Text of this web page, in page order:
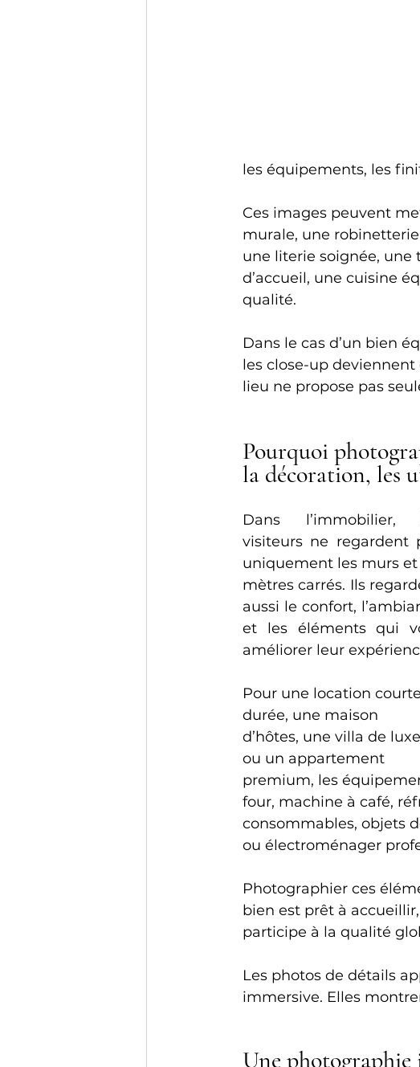
les équipements, les
Ces images peuvent
murale, une
une literie soignée, une
d’accueil, une cuisine
qualité.
Dans le cas d’un bien
les close-up
lieu ne propose pas
Pourquoi
la décoration, les
Dans l’immobilier,
visiteurs ne regardent
uniquement les murs et
mètres carrés. Ils
aussi le confort,
et les éléments qui
améliorer leur
Pour une location courte
durée, une maison
d’hôtes, une villa de luxe
ou un appartement
premium, les
four, machine à café,
consommables, objets
ou électroménager
Photographier ces
bien est prêt à
participe à la qualité
Les photos de détails
immersive. Elles
Une